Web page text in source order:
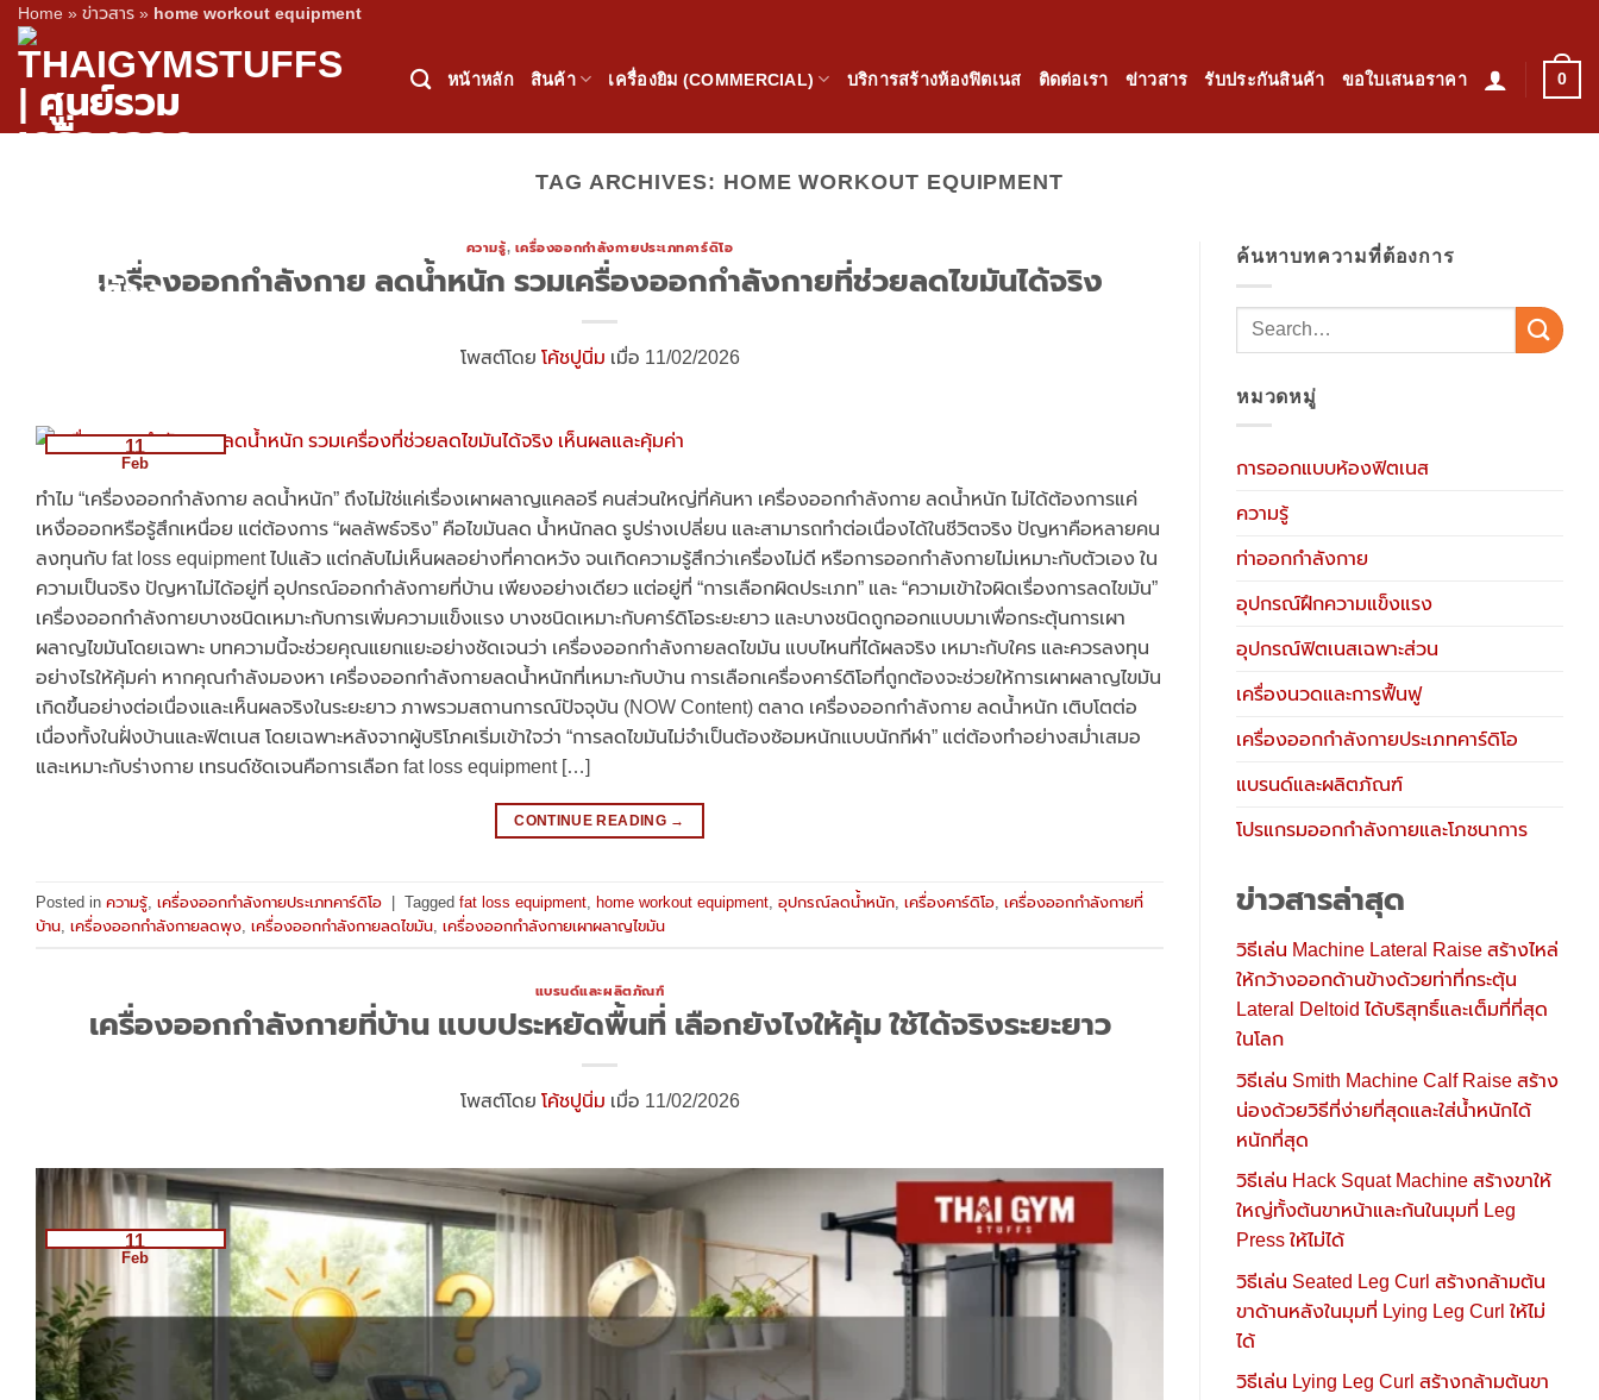
Home » ข่าวสาร » home workout equipment
Skip
content
หน้าหลัก สินค้า เครื่องยิม (COMMERCIAL) บริการสร้างห้องฟิตเนส ติดต่อเรา ข่าวสาร รับประกันสินค้า ขอใบเสนอราคา 0
TAG ARCHIVES: HOME WORKOUT EQUIPMENT
ความรู้, เครื่องออกกำลังกายประเภทคาร์ดิโอ
เครื่องออกกำลังกาย ลดน้ำหนัก รวมเครื่องออกกำลังกายที่ช่วยลดไขมันได้จริง
โพสต์โดย โค้ชปูนิ่ม เมื่อ 11/02/2026
11
Feb
ทำไม “เครื่องออกกำลังกาย ลดน้ำหนัก” ถึงไม่ใช่แค่เรื่องเผาผลาญแคลอรี คนส่วนใหญ่ที่ค้นหา เครื่องออกกำลังกาย ลดน้ำหนัก ไม่ได้ต้องการแค่
เหงื่อออกหรือรู้สึกเหนื่อย แต่ต้องการ “ผลลัพธ์จริง” คือไขมันลด น้ำหนักลด รูปร่างเปลี่ยน และสามารถทำต่อเนื่องได้ในชีวิตจริง ปัญหาคือหลายคน
ลงทุนกับ fat loss equipment ไปแล้ว แต่กลับไม่เห็นผลอย่างที่คาดหวัง จนเกิดความรู้สึกว่าเครื่องไม่ดี หรือการออกกำลังกายไม่เหมาะกับตัวเอง ใน
ความเป็นจริง ปัญหาไม่ได้อยู่ที่ อุปกรณ์ออกกำลังกายที่บ้าน เพียงอย่างเดียว แต่อยู่ที่ “การเลือกผิดประเภท” และ “ความเข้าใจผิดเรื่องการลดไขมัน”
เครื่องออกกำลังกายบางชนิดเหมาะกับการเพิ่มความแข็งแรง บางชนิดเหมาะกับคาร์ดิโอระยะยาว และบางชนิดถูกออกแบบมาเพื่อกระตุ้นการเผา
ผลาญไขมันโดยเฉพาะ บทความนี้จะช่วยคุณแยกแยะอย่างชัดเจนว่า เครื่องออกกำลังกายลดไขมัน แบบไหนที่ได้ผลจริง เหมาะกับใคร และควรลงทุน
อย่างไรให้คุ้มค่า หากคุณกำลังมองหา เครื่องออกกำลังกายลดน้ำหนักที่เหมาะกับบ้าน การเลือกเครื่องคาร์ดิโอที่ถูกต้องจะช่วยให้การเผาผลาญไขมัน
เกิดขึ้นอย่างต่อเนื่องและเห็นผลจริงในระยะยาว ภาพรวมสถานการณ์ปัจจุบัน (NOW Content) ตลาด เครื่องออกกำลังกาย ลดน้ำหนัก เติบโตต่อ
เนื่องทั้งในฝั่งบ้านและฟิตเนส โดยเฉพาะหลังจากผู้บริโภคเริ่มเข้าใจว่า “การลดไขมันไม่จำเป็นต้องซ้อมหนักแบบนักกีฬา” แต่ต้องทำอย่างสม่ำเสมอ
และเหมาะกับร่างกาย เทรนด์ชัดเจนคือการเลือก fat loss equipment […]
CONTINUE READING →
Posted in ความรู้ เครื่องออกกำลังกายประเภทคาร์ดิโอ Tagged fat loss equipment home workout equipment อุปกรณ์ลดน้ำหนัก เครื่องคาร์ดิโอ เครื่องออกกำลังกายที่
บ้าน เครื่องออกกำลังกายลดพุง เครื่องออกกำลังกายลดไขมัน เครื่องออกกำลังกายเผาผลาญไขมัน
แบรนด์และผลิตภัณฑ์
เครื่องออกกำลังกายที่บ้าน แบบประหยัดพื้นที่ เลือกยังไงให้คุ้ม ใช้ได้จริงระยะยาว
โพสต์โดย โค้ชปูนิ่ม เมื่อ 11/02/2026
11
Feb
ค้นหาบทความที่ต้องการ
หมวดหมู่
การออกแบบห้องฟิตเนส
ความรู้
ท่าออกกำลังกาย
อุปกรณ์ฝึกความแข็งแรง
อุปกรณ์ฟิตเนสเฉพาะส่วน
เครื่องนวดและการฟื้นฟู
เครื่องออกกำลังกายประเภทคาร์ดิโอ
แบรนด์และผลิตภัณฑ์
โปรแกรมออกกำลังกายและโภชนาการ
ข่าวสารล่าสุด
วิธีเล่น Machine Lateral Raise สร้างไหล่
ให้กว้างออกด้านข้างด้วยท่าที่กระตุ้น
Lateral Deltoid ได้บริสุทธิ์และเต็มที่ที่สุด
ในโลก
วิธีเล่น Smith Machine Calf Raise สร้าง
น่องด้วยวิธีที่ง่ายที่สุดและใส่น้ำหนักได้
หนักที่สุด
วิธีเล่น Hack Squat Machine สร้างขาให้
ใหญ่ทั้งต้นขาหน้าและก้นในมุมที่ Leg
Press ให้ไม่ได้
วิธีเล่น Seated Leg Curl สร้างกล้ามต้น
ขาด้านหลังในมุมที่ Lying Leg Curl ให้ไม่
ได้
วิธีเล่น Lying Leg Curl สร้างกล้ามต้นขา